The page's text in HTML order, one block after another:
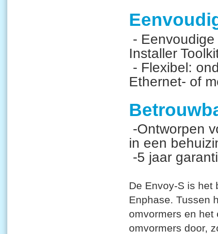
-
Installer
- Flexibel:
Ethernet- of
-Ontworpen
in een
-5 jaar
De Envoy-S is het
Enphase. Tussen
omvormers en het
omvormers door,